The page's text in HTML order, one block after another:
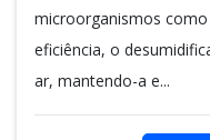
microorganismos
eficiência, o
ar, mantendo-a e...